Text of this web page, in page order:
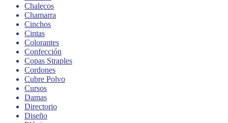
Chalecos
Chamarra
Cinchos
Cintas
Colorantes
Confección
Copas Straples
Cordones
Cubre Polvo
Cursos
Damas
Directorio
Diseño